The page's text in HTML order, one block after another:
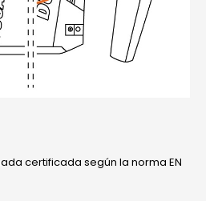
certificada según la norma EN